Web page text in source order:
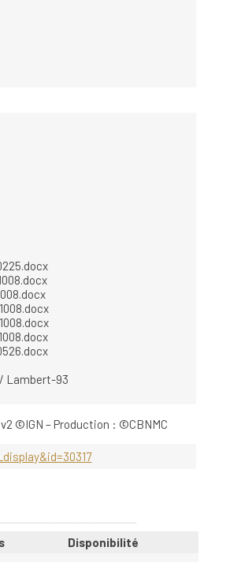
/ Lambert-93
©IGN – Production : ©CBNMC
Disponibilité